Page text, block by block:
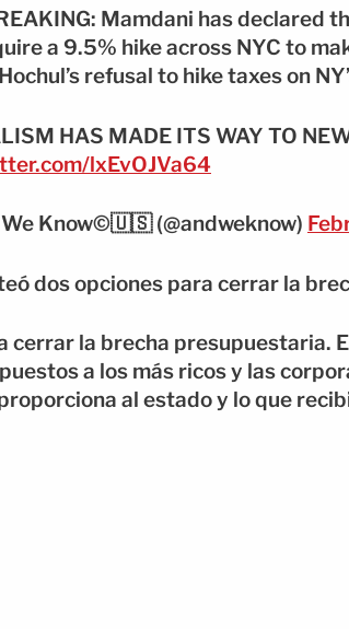
Mamdani has declared
a 9.5% hike across NYC to
refusal to hike taxes on
HAS MADE ITS WAY TO
lxEvOJVa64
Know©🇺🇸 (@andweknow)
dos opciones para cerrar la
cerrar la brecha presupuestaria.
a los más ricos y las
al estado y lo que